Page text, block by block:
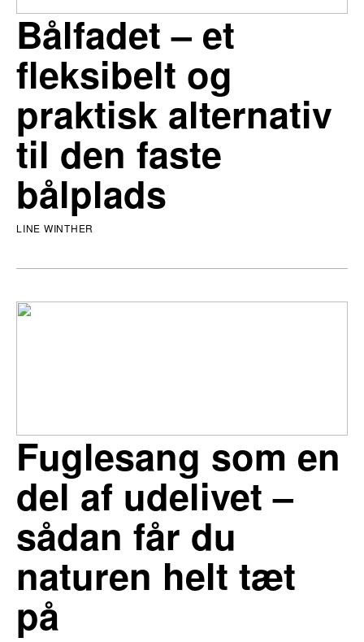
Bålfadet – et
fleksibelt og
praktisk alternativ
til den faste
bålplads
LINE WINTHER
Fuglesang som en
del af udelivet –
sådan får du
naturen helt tæt
på